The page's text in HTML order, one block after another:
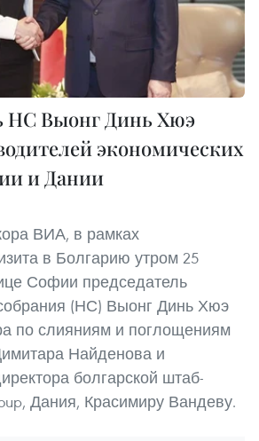
НС Выонг Динь Хюэ
экономических
и Дании
ВИА, в рамках
в Болгарию утром 25
Софии председатель
(НС) Выонг Динь Хюэ
по слияниям и поглощениям
Найденова и
болгарской штаб-
Дания, Красимиру Вандеву.